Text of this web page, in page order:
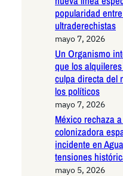
popularidad
ultraderechistas
mayo 7, 2026
Un Organismo
que los
culpa directa del
los políticos
mayo 7, 2026
México rechaza
colonizadora
incidente en
tensiones
mayo 5, 2026